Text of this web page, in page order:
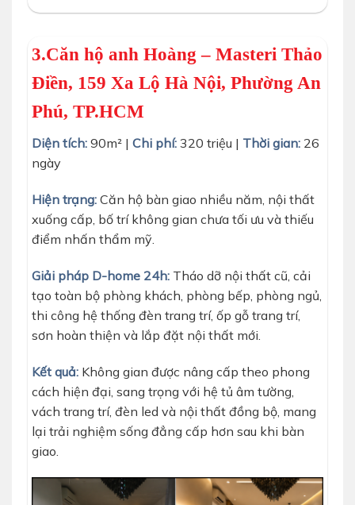
3.Căn hộ anh Hoàng – Masteri Thảo
Điền, 159 Xa Lộ Hà Nội, Phường An
Phú, TP.HCM
Diện tích: 90m² | Chi phí: 320 triệu | Thời gian: 26
ngày
Hiện trạng: Căn hộ bàn giao nhiều năm, nội thất
xuống cấp, bố trí không gian chưa tối ưu và thiếu
điểm nhấn thẩm mỹ.
Giải pháp D-home 24h: Tháo dỡ nội thất cũ, cải
tạo toàn bộ phòng khách, phòng bếp, phòng ngủ,
thi công hệ thống đèn trang trí, ốp gỗ trang trí,
sơn hoàn thiện và lắp đặt nội thất mới.
Kết quả: Không gian được nâng cấp theo phong
cách hiện đại, sang trọng với hệ tủ âm tường,
vách trang trí, đèn led và nội thất đồng bộ, mang
lại trải nghiệm sống đẳng cấp hơn sau khi bàn
giao.